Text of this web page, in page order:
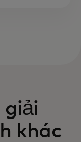
giải
khác